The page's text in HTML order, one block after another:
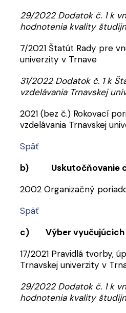
29/2022 Dodatok č. 1 k
hodnotenia kvality
7/2021 Štatút Rady pre
univerzity v Trnave
31/2022 Dodatok č. 1 k
vzdelávania Trnavskej
2021 (bez č.) Rokovací
vzdelávania Trnavskej
Späť
b) Uskutočňovanie
2002 Organizačný
Späť
c) Výber vyučujúcich
17/2021 Pravidlá tvorby,
Trnavskej univerzity v
29/2022 Dodatok č. 1 k
hodnotenia kvality